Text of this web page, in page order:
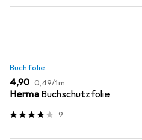
Buchfolie
EUR
4,90 EUR
0,49/1m
Herma Buchschutzfolie
9